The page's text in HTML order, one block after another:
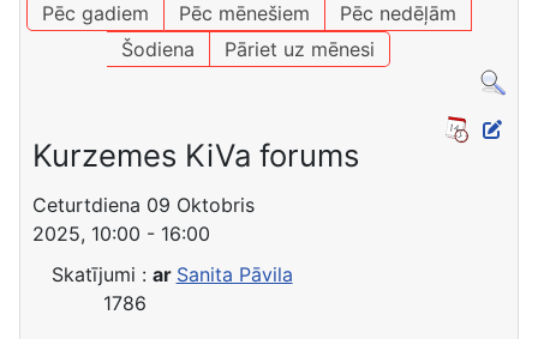
Pēc gadiem Pēc mēnešiem
Pēc nedēļām
Šodiena
Pāriet uz mēnesi
Kurzemes KiVa forums
Ceturtdiena 09 Oktobris
2025, 10:00 - 16:00
Skatījumi :
1786
ar Sanita Pāvila